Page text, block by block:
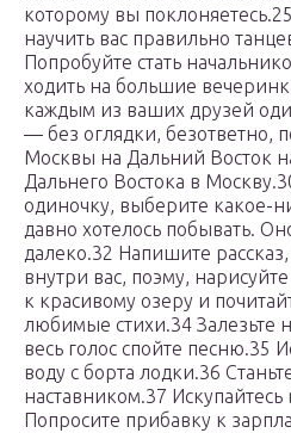
которому вы
научить вас правильно
Попробуйте стать
ходить на большие
каждым из ваших друзей
— без оглядки, безответно,
Москвы на Дальний Восток
Дальнего Востока в
одиночку, выберите какое-
давно хотелось побывать.
далеко.32 Напишите
внутри вас, поэму,
к красивому озеру и
любимые стихи.34 Залезьте
весь голос спойте песню.35
воду с борта лодки.36
наставником.37 Искупайтесь
Попросите прибавку к